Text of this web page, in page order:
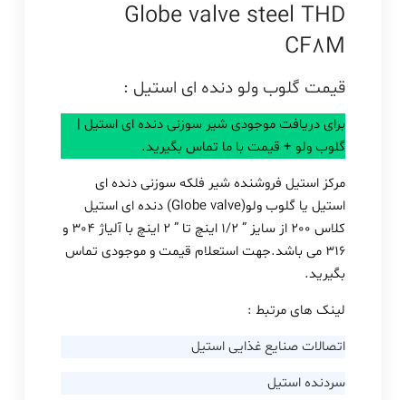
Globe valve steel THD
CF8M
قیمت گلوب ولو دنده ای استیل :
برای دریافت موجودی شیر سوزنی دنده ای استیل |
گلوب ولو + قیمت با ما تماس بگیرید.
مرکز استیل فروشنده شیر فلکه سوزنی دنده ای
استیل یا گلوب ولو(Globe valve) دنده ای استیل
کلاس 200 از سایز ” 1/2 اینچ تا ” 2 اینچ با آلیاژ 304 و
316 می باشد.جهت استعلام قیمت و موجودی تماس
بگیرید.
لینک های مرتبط :
اتصالات صنایع غذایی استیل
سردنده استیل